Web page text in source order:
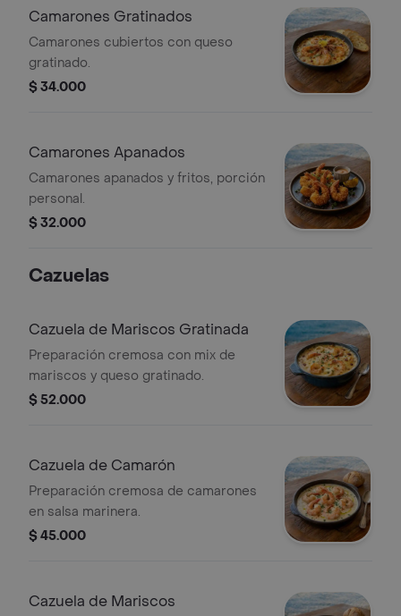
Camarones Gratinados
Camarones cubiertos con queso
gratinado.
$ 34.000
Camarones Apanados
Camarones apanados y fritos, porción
personal.
$ 32.000
Cazuelas
Cazuela de Mariscos Gratinada
Preparación cremosa con mix de
mariscos y queso gratinado.
$ 52.000
Cazuela de Camarón
Preparación cremosa de camarones
en salsa marinera.
$ 45.000
Cazuela de Mariscos